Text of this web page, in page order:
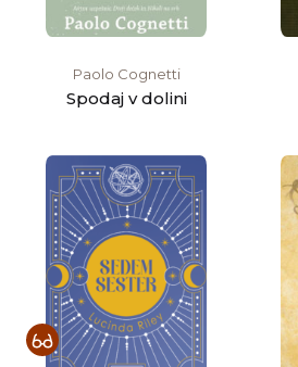
Paolo Cognetti
Spodaj v dolini